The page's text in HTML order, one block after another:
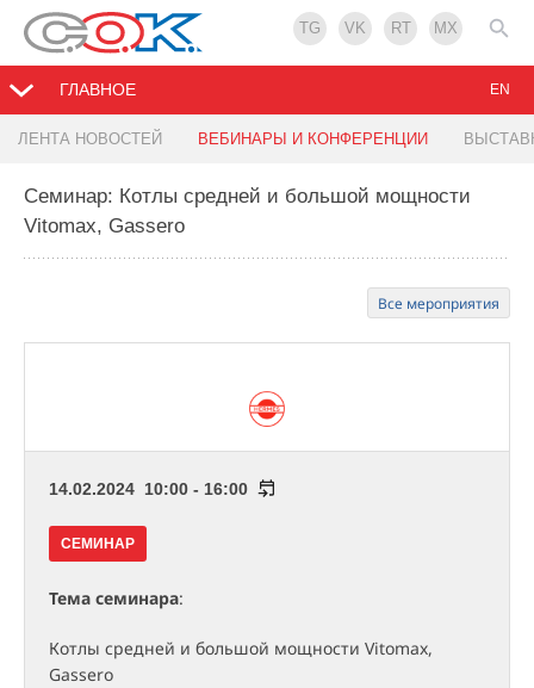
TG VK RT MX
ГЛАВНОЕ
ЛЕНТА НОВОСТЕЙ ВЕБИНАРЫ И КОНФЕРЕНЦИИ
EN
Семинар: Котлы средней и большой мощности
Vitomax, Gassero
Все мероприятия
14.02.2024 10:00 - 16:00
СЕМИНАР
Тема семинара:
Котлы средней и большой мощности Vitomax,
Gassero